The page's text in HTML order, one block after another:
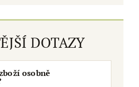
DOTAZY
osobně